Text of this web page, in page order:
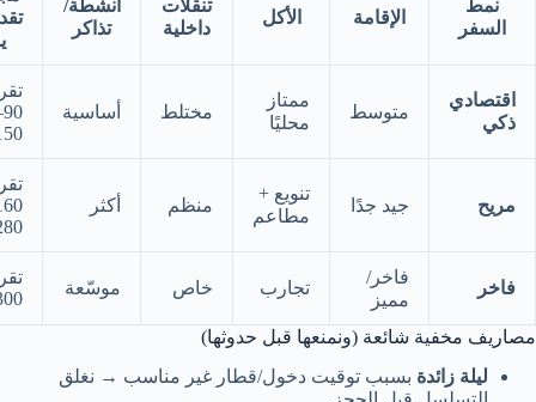
نمط
السفر
الإقامة الأكل
تنقلات
داخلية
أنشطة/
تذاكر
اقتصادي
ذكي
متوسط
ممتاز
محليًا
مختلط أساسية
مريح جيد جدًا
تنويع +
مطاعم
منظم أكثر
فاخر
فاخر/
مميز
تجارب خاص موسّعة
مصاريف مخفية شائعة (ونمنعها قبل حدوثها)
ليلة زائدة بسبب توقيت دخول/قطار غير مناسب → نغلق